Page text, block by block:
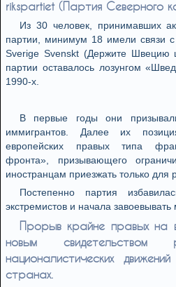
rikspartiet (Партия Северного
Из 30 человек, принимавших
партии, минимум 18 имели связи с
Sverige Svenskt (Держите Швецию
партии оставалось лозунгом
1990-х.
В первые годы они
иммигрантов. Далее их
европейских правых типа
фронта», призывающего
иностранцам приезжать только для
Постепенно партия
экстремистов и начала завоевывать
Прорыв крайне правых на
новым свидетельством
националистических
странах.